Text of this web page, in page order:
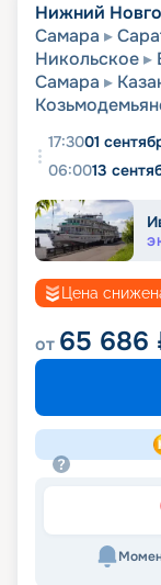
Нижний
Самара
Никольское
Самара
17:3001
06:0013
Цена
от 65 686